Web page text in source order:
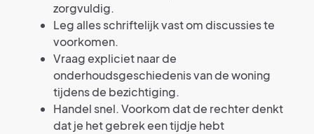
zorgvuldig.
Leg alles schriftelijk vast om discussies te
voorkomen.
Vraag expliciet naar de
onderhoudsgeschiedenis van de woning
tijdens de bezichtiging.
Handel snel. Voorkom dat de rechter denkt
dat je het gebrek een tijdje hebt